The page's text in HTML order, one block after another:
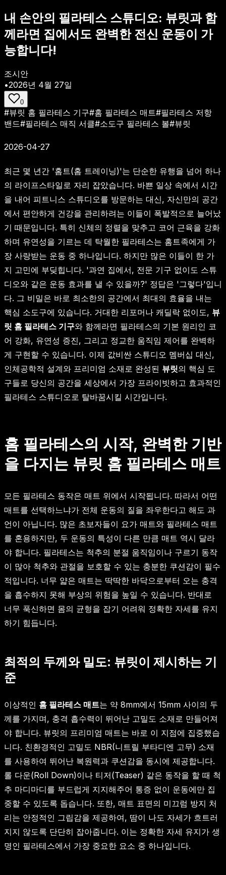
내 손안의 필라테스 스튜디오: 뷰릿과 함
께라면 집에서도 완벽한 전신 운동이 가
능합니다!
조시안
•2026년 4월 27일
0
#뷰릿 홈 필라테스 기구#홈 필라테스 매트#필라테스 저항
밴드#필라테스 매직 서클#소도구 필라테스 볼#뷰릿
2026-04-27
최근 몇 년간 '홈트(홈 트레이닝)'는 단순한 유행을 넘어 하나
의 라이프스타일로 자리 잡았습니다. 바쁜 일상 속에서 시간
을 내어 피트니스 스튜디오를 방문하는 대신, 자신만의 공간
에서 편안하게 건강을 관리하려는 이들이 폭발적으로 늘어났
기 때문입니다. 특히 신체의 정렬을 맞추고 코어 근육을 강화
하며 유연성을 기르는 데 탁월한 필라테스는 홈트족에게 가
장 사랑받는 운동 중 하나입니다. 하지만 많은 이들이 한 가
지 고민에 부딪힙니다. '과연 집에서, 전문 기구 없이도 스튜
디오와 같은 운동 효과를 낼 수 있을까?' 정답은 '그렇다'입니
다. 그 비밀은 바로 최소한의 공간에서 최대의 효율을 내는
핵심 소도구에 있습니다. 거대한 리포머나 캐딜락 없이도, 뷰
릿 홈 필라테스 기구와 함께라면 필라테스의 기본 원리인 코
어 강화, 유연성 증진, 그리고 정교한 움직임 제어를 완벽하
게 구현할 수 있습니다. 이제 값비싼 스튜디오 멤버십 대신,
인체공학적 설계와 프리미엄 소재로 완성된 뷰릿의 핵심 도
구들로 당신의 공간을 세상에서 가장 프라이빗하고 효과적인
필라테스 스튜디오로 탈바꿈시킬 시간입니다.
홈 필라테스의 시작, 완벽한 기반
을 다지는 뷰릿 홈 필라테스 매트
모든 필라테스 동작은 매트 위에서 시작됩니다. 따라서 어떤
매트를 선택하느냐가 전체 운동의 질을 좌우한다고 해도 과
언이 아닙니다. 많은 초보자들이 요가 매트와 필라테스 매트
를 혼용하지만, 두 운동의 특성이 다른 만큼 매트 역시 달라
야 합니다. 필라테스는 척추의 분절 움직임이나 구르기 동작
이 많아 척추와 관절을 보호할 수 있는 충분한 쿠션감이 필수
적입니다. 너무 얇은 매트는 딱딱한 바닥으로부터 오는 충격
을 흡수하지 못해 부상의 위험을 높일 수 있습니다. 반대로
너무 푹신하면 몸의 균형을 잡기 어려워 정확한 자세를 유지
하기 힘듭니다.
최적의 두께와 밀도: 뷰릿이 제시하는 기
준
이상적인 홈 필라테스 매트는 약 8mm에서 15mm 사이의 두
께를 가지며, 충격 흡수력이 뛰어난 고밀도 소재로 만들어져
야 합니다. 뷰릿의 프리미엄 매트는 바로 이 지점에 집중했습
니다. 친환경적인 고밀도 NBR(니트릴 부타디엔 고무) 소재
를 사용하여 뛰어난 복원력과 쿠션감을 동시에 제공합니다.
롤 다운(Roll Down)이나 티저(Teaser) 같은 동작을 할 때 척
추 마디마디를 부드럽게 지지해주어 통증 없이 운동에만 집
중할 수 있도록 돕습니다. 또한, 매트 표면의 미끄럼 방지 처
리는 안정적인 그립감을 제공하여, 땀이 나도 자세가 흐트러
지지 않도록 단단히 잡아줍니다. 이는 정확한 자세 유지가 생
명인 필라테스에서 가장 중요한 요소 중 하나입니다.